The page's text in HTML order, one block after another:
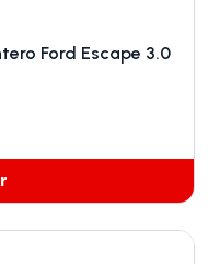
Ford Escape 3.0